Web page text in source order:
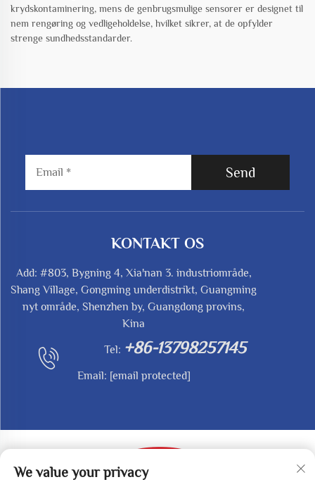
krydskontaminering, mens de genbrugsmulige sensorer er designet til
nem rengøring og vedligeholdelse, hvilket sikrer, at de opfylder
strenge sundhedsstandarder.
Send
KONTAKT OS
Add: #803, Bygning 4, Xia'nan 3. industriområde,
Shang Village, Gongming underdistrikt, Guangming
nyt område, Shenzhen by, Guangdong provins,
Kina
Tel: +86-13798257145
Email: [email protected]
We value your privacy